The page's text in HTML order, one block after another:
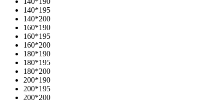
140*195
140*200
160*190
160*195
160*200
180*190
180*195
180*200
200*190
200*195
200*200